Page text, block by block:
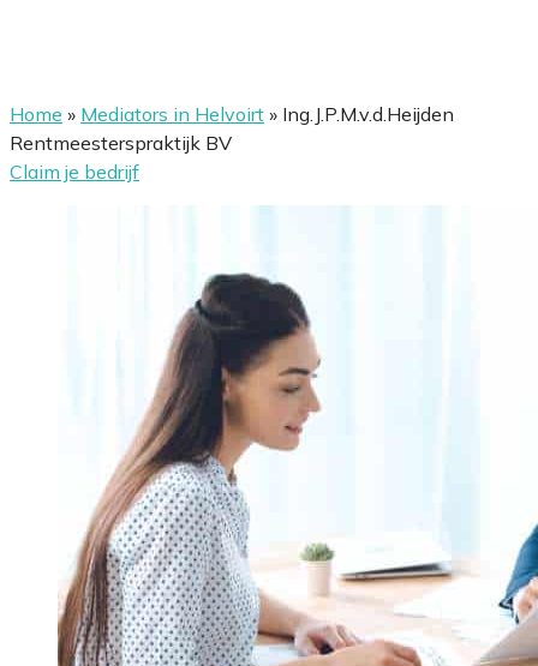
Home » Mediators in Helvoirt » Ing.J.P.M.v.d.Heijden
Rentmeesterspraktijk BV
Claim je bedrijf